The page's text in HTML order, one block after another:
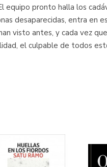
equipo pronto halla los
desaparecidas, entra en
visto antes, y cada vez
el culpable de todos